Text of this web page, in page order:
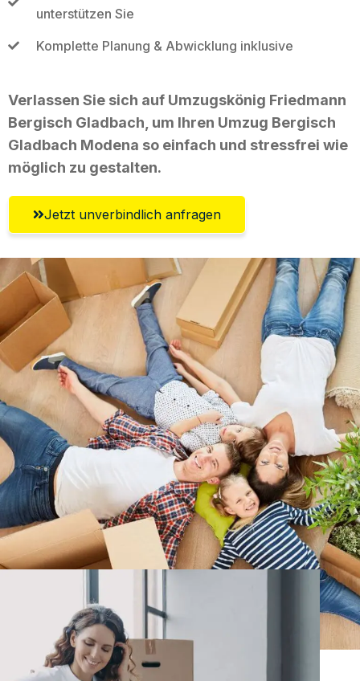
unterstützen Sie
Komplette Planung & Abwicklung inklusive
Verlassen Sie sich auf Umzugskönig Friedmann
Bergisch Gladbach, um Ihren Umzug Bergisch
Gladbach Modena so einfach und stressfrei wie
möglich zu gestalten.
Jetzt unverbindlich anfragen